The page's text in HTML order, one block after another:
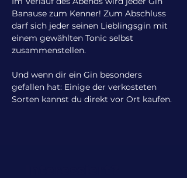
Banause zum Kenner! Zum Abschluss
darf sich jeder seinen Lieblingsgin mit
einem gewählten Tonic selbst
zusammenstellen.
Und wenn dir ein Gin besonders
gefallen hat: Einige der verkosteten
Sorten kannst du direkt vor Ort kaufen.